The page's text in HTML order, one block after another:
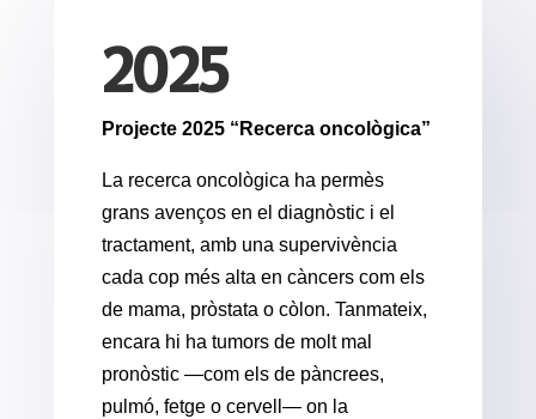
2025
Projecte 2025 “Recerca oncològica”
La recerca oncològica ha permès
grans avenços en el diagnòstic i el
tractament, amb una supervivència
cada cop més alta en càncers com els
de mama, pròstata o còlon. Tanmateix,
encara hi ha tumors de molt mal
pronòstic —com els de pàncrees,
pulmó, fetge o cervell— on la